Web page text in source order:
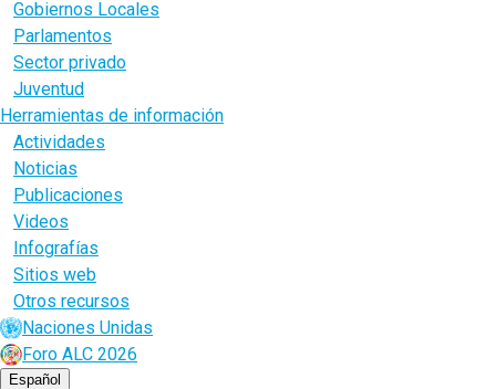
Gobiernos Locales
Parlamentos
Sector privado
Juventud
Herramientas de información
Actividades
Noticias
Publicaciones
Videos
Infografías
Sitios web
Otros recursos
Naciones Unidas
Foro ALC 2026
Español